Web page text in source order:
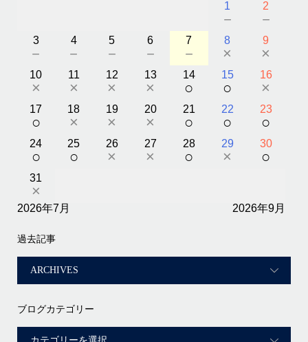
1
－
2
－
3
－
4
－
5
－
6
－
7
－
8
×
9
×
10
×
11
×
12
×
13
×
14
○
15
○
16
×
17
○
18
×
19
×
20
×
21
○
22
○
23
○
24
○
25
○
26
×
27
×
28
○
29
×
30
○
31
×
2026年7月 2026年9月
過去記事
ブログカテゴリー